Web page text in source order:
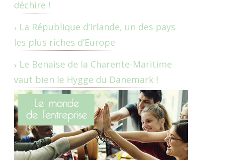
déchire !
La République d’Irlande, un des pays
les plus riches d’Europe
Le Benaise de la Charente-Maritime
vaut bien le Hygge du Danemark !